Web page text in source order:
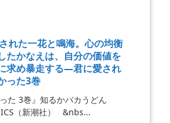
れた一花と鳴海。心の均衡
たかなえは、自分の価値を
求め暴走する―君に愛され
った3巻
た 3巻』知るかバカうどん
（新潮社） &nbs...